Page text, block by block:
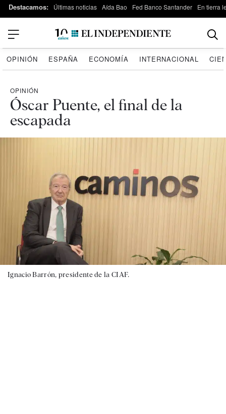
Destacamos: Últimas noticias Aída Bao Fed Banco Santander En tierra
OPINIÓN ESPAÑA ECONOMÍA INTERNACIONAL
OPINIÓN
Óscar Puente, el final de la
escapada
Ignacio Barrón, presidente de la CIAF.